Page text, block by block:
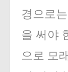
경으로
을 써야
으로 모